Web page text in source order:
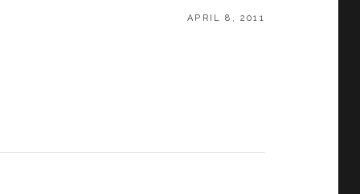
POSTED
APRIL 8, 2011